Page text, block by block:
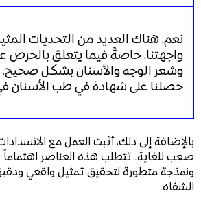
نعم، هناك العديد من التحديات
واجهتنا، خاصةً فيما يتعلق بالحرص
وشعر الوجه والأسنان بشكل صحيح.
حصلنا على شهادة في طب الأسنان
بالإضافة إلى ذلك، أثبت العمل مع
صعب للغاية. تتطلب هذه العناصر اهتماماً
ونمذجة متطورة لتحقيق تمثيل واقعي
الشفاه.